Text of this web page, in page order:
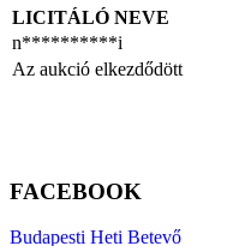
LICITÁLÓ NEVE
n**********i
Az aukció elkezdődött
FACEBOOK
Budapesti Heti Betevő